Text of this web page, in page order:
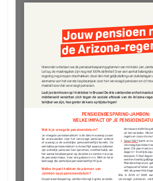
Error: Cannot access file!
https://abvv-basf-
tbe.be/wp-
content/uploads/2025/10/
Wegwijzer-Pensioenen-
met-Arizona.pdf
The API version "2.12.313"
does not match the Worker